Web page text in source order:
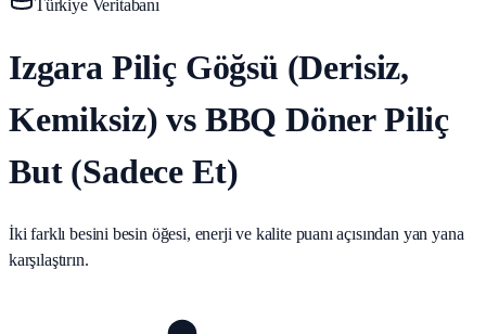
Türkiye Veritabanı
Izgara Piliç Göğsü (Derisiz,
Kemiksiz) vs BBQ Döner Piliç
But (Sadece Et)
İki farklı besini besin öğesi, enerji ve kalite puanı açısından yan yana
karşılaştırın.